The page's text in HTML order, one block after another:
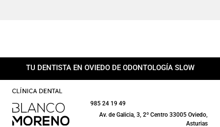
TU DENTISTA EN OVIEDO DE ODONTOLOGÍA SLOW
985 24 19 49
Av. de Galicia, 3, 2º Centro 33005 Oviedo,
Asturias